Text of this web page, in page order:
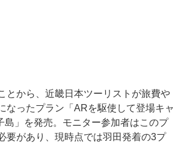
とから、近畿日本ツーリストが旅費や
なったプラン「ARを駆使して登場キャ
島」を発売。モニター参加者はこのプ
要があり、現時点では羽田発着の3プ